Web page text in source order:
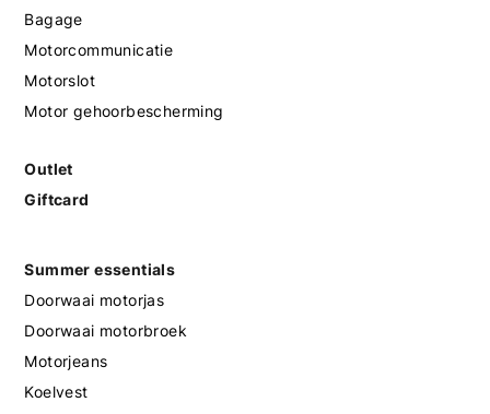
Bagage
Motorcommunicatie
Motorslot
Motor gehoorbescherming
Outlet
Giftcard
Summer essentials
Doorwaai motorjas
Doorwaai motorbroek
Motorjeans
Koelvest